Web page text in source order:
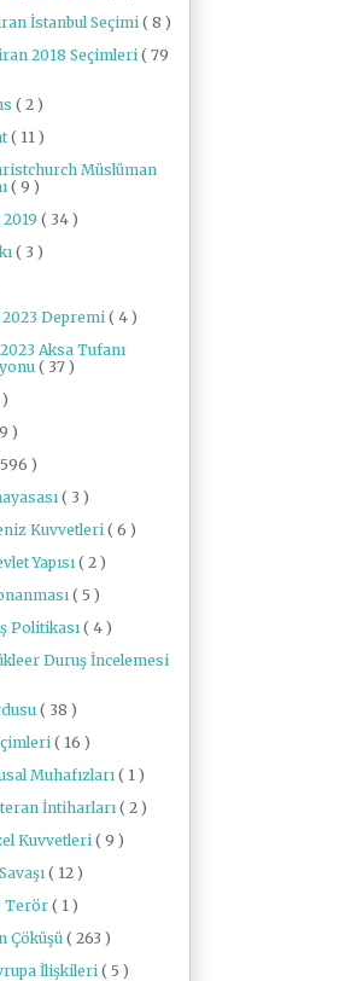
İstanbul Seçimi ( 8 )
2018 Seçimleri ( 79
( 2 )
( 11 )
Müslüman
( 9 )
( 34 )
( 3 )
2023 Depremi ( 4 )
Aksa Tufanı
( 37 )
)
)
( 3 )
Kuvvetleri ( 6 )
Yapısı ( 2 )
( 5 )
Politikası ( 4 )
Duruş İncelemesi
( 38 )
( 16 )
Muhafızları ( 1 )
İntiharları ( 2 )
Kuvvetleri ( 9 )
( 12 )
Terör( 1 )
Çöküşü ( 263 )
İlişkileri ( 5 )